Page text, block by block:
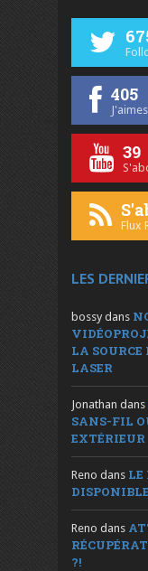
405
J'aimes
39
Flux
LES
bossy dans
LA
LASER
Jonathan dans
SANS-FIL
EXTÉRIEUR
Reno dans LE
Reno dans
?!